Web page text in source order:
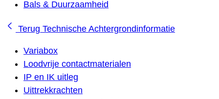
Bals & Duurzaamheid
Terug Technische Achtergrondinformatie
Variabox
Loodvrije contactmaterialen
IP en IK uitleg
Uittrekkrachten